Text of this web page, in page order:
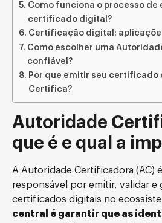
Como funciona o processo de
certificado digital?
Certificação digital:
Como escolher uma
confiável?
Por que emitir seu certificado
Certifica?
Autoridade
que é e qual a
A Autoridade Certificadora (AC)
responsável por emitir, validar e
certificados digitais no
central é garantir que as